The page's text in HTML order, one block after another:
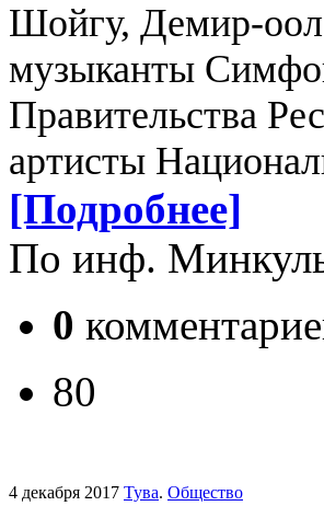
Шойгу, Демир-оол
музыканты
Правительства
артисты
[Подробнее]
По инф.
0
80
4 декабря 2017 Тува. Общество